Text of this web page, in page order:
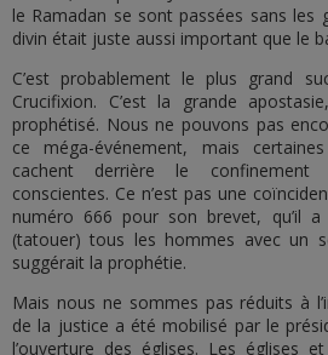
le Ramadan se sont passées sans les
divin était juste aussi important que le
C’est probablement le plus grand
Crucifixion. C’est la grande
prophétisé. Nous ne pouvons pas
ce méga-événement, mais
cachent derrière le confinement
conscientes. Ce n’est pas une
numéro 666 pour son brevet, qu’il
(tatouer) tous les hommes avec un
suggérait la prophétie.
Mais nous ne sommes pas réduits à
de la justice a été mobilisé par le
l’ouverture des églises. Les églises